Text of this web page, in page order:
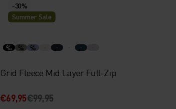
-30%
Summer Sale
% % %
Grid Fleece Mid Layer Full-Zip
€69,95€99,95